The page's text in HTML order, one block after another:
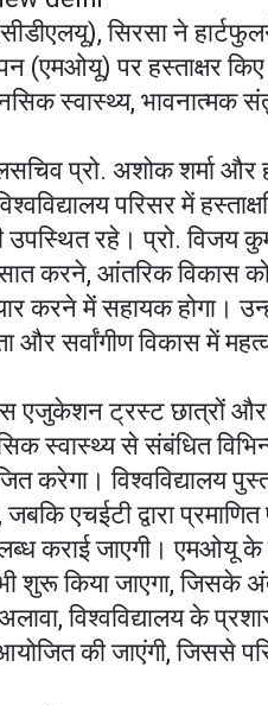
(सीडीएलयू), सिरसा ने
(एमओयू) पर हस्ताक्षर
स्वास्थ्य, भावनात्मक
प्रो. अशोक शर्मा
परिसर में
रहे। प्रो. विजय
करने, आंतरिक विकास
करने में सहायक होगा।
सर्वांगीण विकास में
एजुकेशन ट्रस्ट छात्रों और
स्वास्थ्य से संबंधित
करेगा। विश्वविद्यालय
एचईटी द्वारा
कराई जाएगी। एमओयू
शुरू किया जाएगा, जिसके
विश्वविद्यालय के
आयोजित की जाएंगी, जिससे